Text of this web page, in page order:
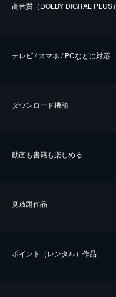
⾼⾳質（DOLBY DIGITAL PLUS）
テレビ / スマホ / PCなどに対応
ダウンロード機能
動画も書籍も楽しめる
⾒放題作品
ポイント（レンタル）作品